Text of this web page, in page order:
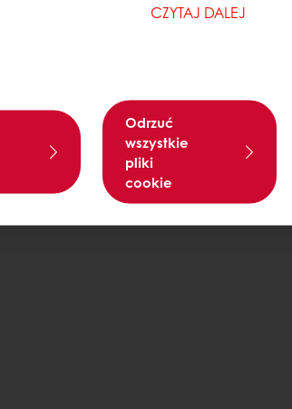
CZYTAJ DALEJ
Odrzuć
wszystkie
pliki
cookie